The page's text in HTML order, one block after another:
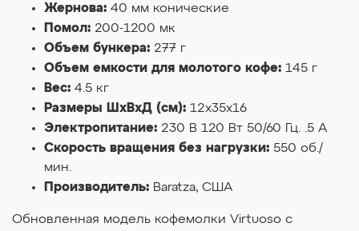
Жернова: 40 мм конические
Помол: 200-1200 мк
Объем бункера: 277 г
Объем емкости для молотого кофе: 145 г
Вес: 4.5 кг
Размеры ШхВхД (см): 12x35x16
Электропитание: 230 В 120 Вт 50/60 Гц. .5 А
Скорость вращения без нагрузки: 550 об./
мин.
Производитель: Baratza, США
Обновленная модель кофемолки Virtuoso с